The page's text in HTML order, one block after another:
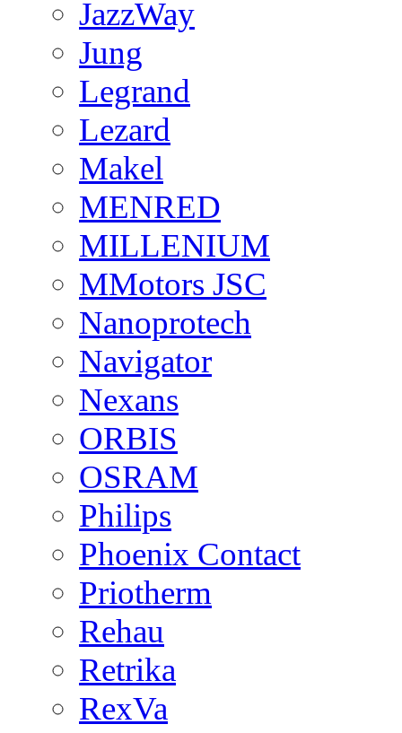
JazzWay
Jung
Legrand
Lezard
Makel
MENRED
MILLENIUM
MMotors JSC
Nanoprotech
Navigator
Nexans
ORBIS
OSRAM
Philips
Phoenix Contact
Priotherm
Rehau
Retrika
RexVa